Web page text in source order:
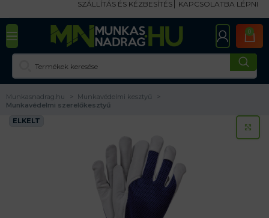
SZÁLLÍTÁS ÉS KÉZBESÍTÉS KAPCSOLATBA LÉPNI
0
Munkasnadrag.hu
Munkavédelmi kesztyű
Munkavédelmi szerelőkesztyű
ELKELT